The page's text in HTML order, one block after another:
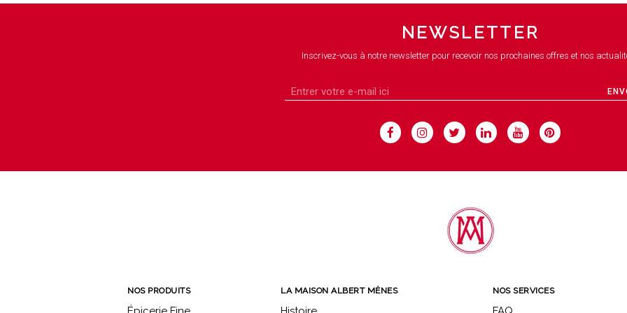
NEWSLETTER
Inscrivez-vous à notre newsletter pour recevoir nos prochaines offres et nos
NOS PRODUITS LA MAISON ALBERT MÈNES NOS SERVICES